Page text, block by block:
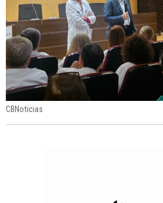
CBNoticias